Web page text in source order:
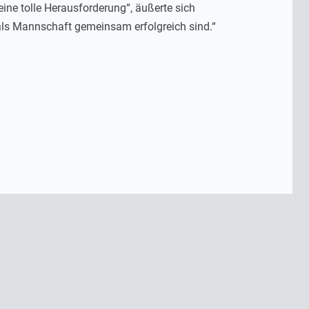
tolle Herausforderung“, äußerte sich
Mannschaft gemeinsam erfolgreich sind.“